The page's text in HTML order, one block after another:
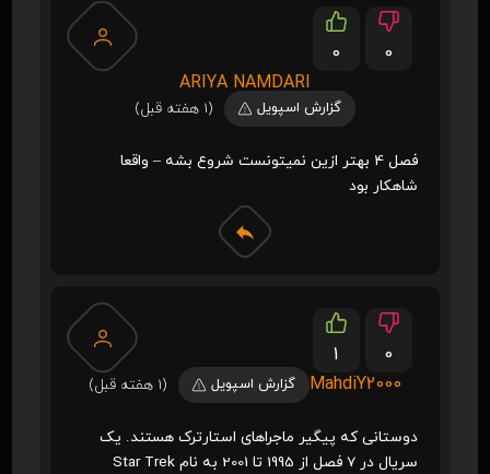
0
0
ARIYA NAMDARI
گزارش اسپویل (1 هفته قبل)
فصل 4 بهتر ازین نمیتونست شروع بشه – واقعا
شاهکار بود
1
0
MahdiY2000
گزارش اسپویل (1 هفته قبل)
دوستانی که پیگیر ماجراهای استارترک هستند. یک
سریال در 7 فصل از 1995 تا 2001 به نام Star Trek